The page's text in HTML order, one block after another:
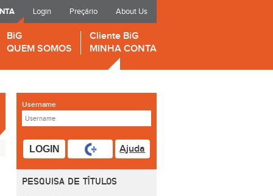
Login Preçário About Us
BiG
QUEM SOMOS
Cliente BiG
MINHA CONTA
Username
LOGIN Ajuda
PESQUISA DE TÍTULOS